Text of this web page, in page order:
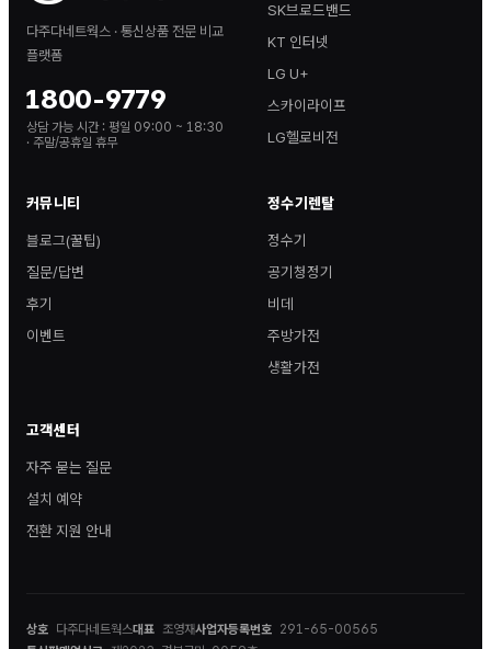
다주다네트웍스 · 통신상품 전문 비교
플랫폼
1800-9779
상담 가능 시간 : 평일 09:00 ~ 18:30
· 주말/공휴일 휴무
SK브로드밴드
KT 인터넷
LG U+
스카이라이프
LG헬로비전
커뮤니티
블로그(꿀팁)
질문/답변
후기
이벤트
정수기렌탈
정수기
공기청정기
비데
주방가전
생활가전
고객센터
자주 묻는 질문
설치 예약
전환 지원 안내
상호 다주다네트웍스대표 조영재사업자등록번호 291-65-00565